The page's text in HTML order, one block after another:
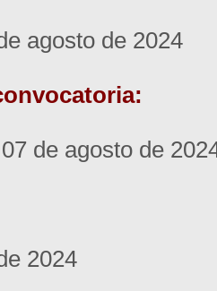
agosto de 2024
de agosto de
2024